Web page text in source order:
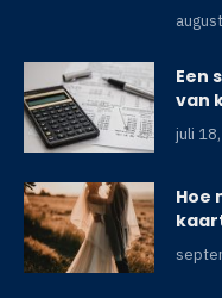
Een
van
juli
Hoe